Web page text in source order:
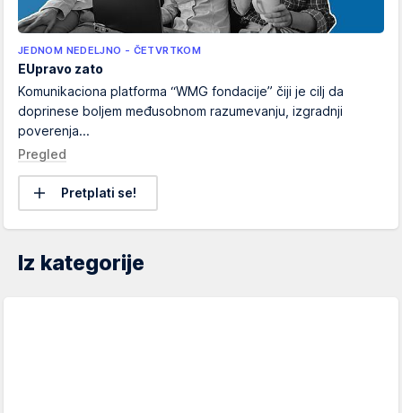
JEDNOM NEDELJNO - ČETVRTKOM
EUpravo zato
Komunikaciona platforma “WMG fondacije” čiji je cilj da
doprinese boljem međusobnom razumevanju, izgradnji
poverenja...
Pregled
Pretplati se!
Iz kategorije